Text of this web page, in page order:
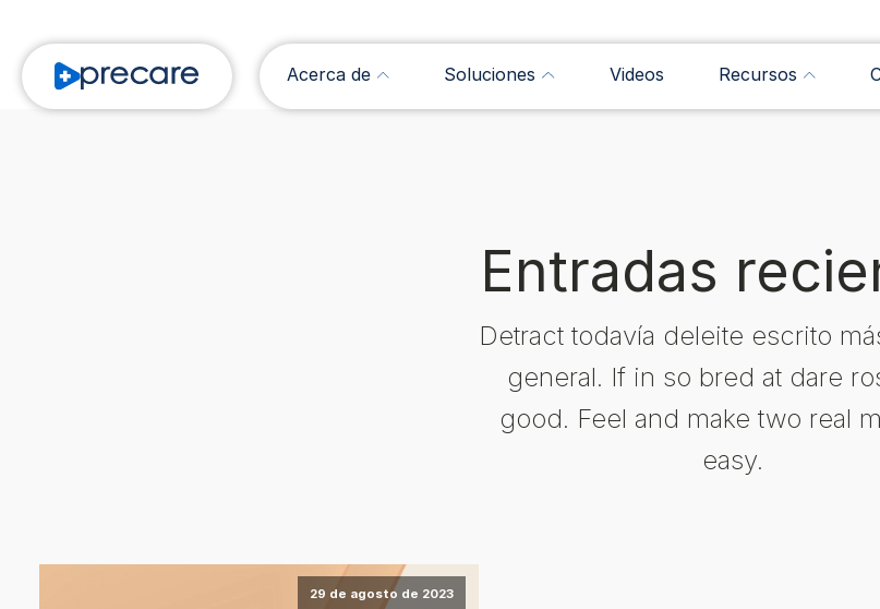
Acerca de Soluciones Videos Recursos
Entradas
Detract todavía deleite escrito
general. If in so bred at dare
good. Feel and make two real
easy.
29 de agosto de 2023